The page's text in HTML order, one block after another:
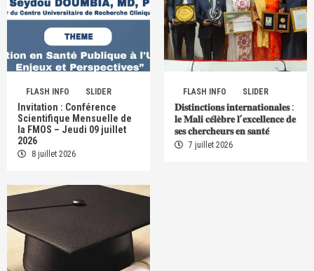
FLASH INFO SLIDER
Invitation : Conférence
Scientifique Mensuelle de
la FMOS – Jeudi 09 juillet
2026
8 juillet 2026
FLASH INFO SLIDER
𝐃𝐢𝐬𝐭𝐢𝐧𝐜𝐭𝐢𝐨𝐧𝐬 𝐢𝐧𝐭𝐞𝐫𝐧𝐚𝐭𝐢𝐨𝐧𝐚𝐥𝐞𝐬 :
𝐥𝐞 𝐌𝐚𝐥𝐢 𝐜𝐞́𝐥𝐞̀𝐛𝐫𝐞 𝐥’𝐞𝐱𝐜𝐞𝐥𝐥𝐞𝐧𝐜𝐞 𝐝𝐞
𝐬𝐞𝐬 𝐜𝐡𝐞𝐫𝐜𝐡𝐞𝐮𝐫𝐬 𝐞𝐧 𝐬𝐚𝐧𝐭𝐞́
7 juillet 2026